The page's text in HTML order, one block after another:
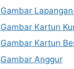
Gambar
Gambar Kartun
Gambar Kartun
Gambar Anggur